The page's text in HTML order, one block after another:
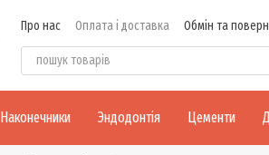
Про нас Оплата і доставка Обмін та
Наконечники Эндодонтія Цементи